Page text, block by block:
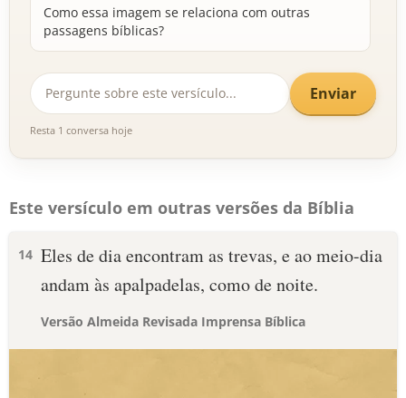
Como essa imagem se relaciona com outras
passagens bíblicas?
Enviar
Resta 1 conversa hoje
Este versículo em outras versões da Bíblia
14 Eles de dia encontram as trevas, e ao meio-dia
andam às apalpadelas, como de noite.
Versão Almeida Revisada Imprensa Bíblica